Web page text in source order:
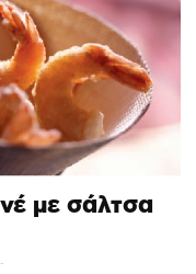
με σάλτσα
-